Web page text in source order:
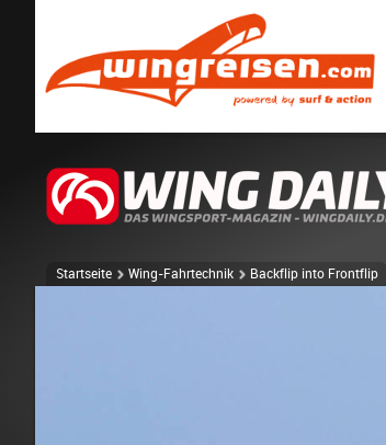
Startseite Wing-Fahrtechnik Backflip into Frontflip